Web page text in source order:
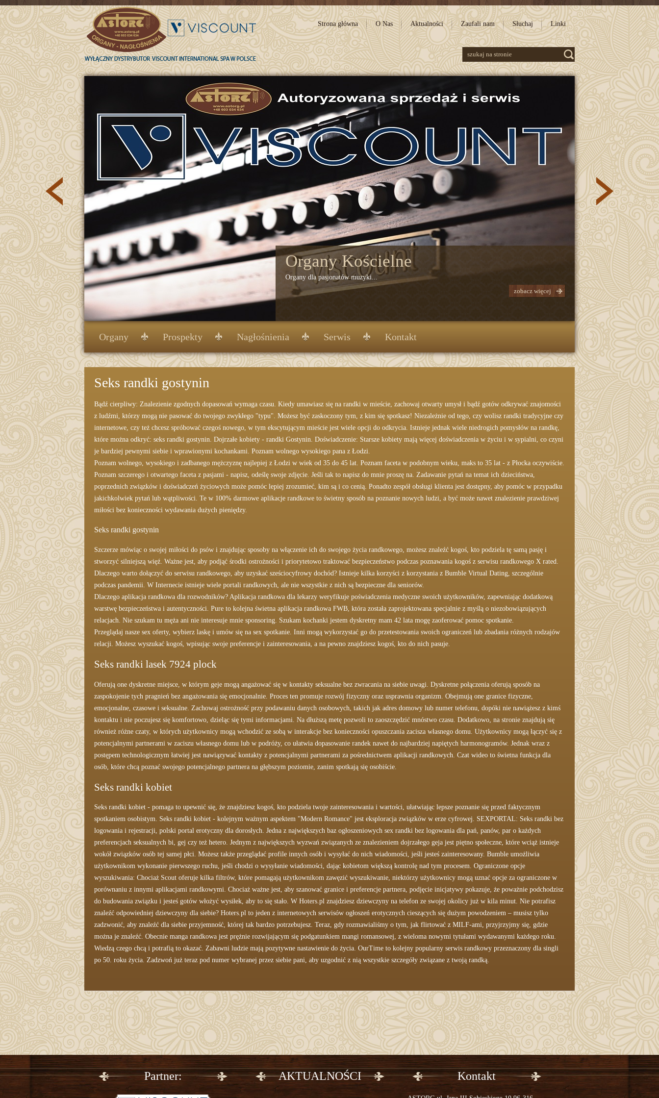
Strona główna O Nas Aktualności Zaufali nam Słuchaj Linki
Organy Kościelne
Organy dla pasjonatów muzyki...
zobacz więcej
Organy Prospekty Nagłośnienia Serwis Kontakt
Seks randki gostynin
Bądź cierpliwy: Znalezienie zgodnych dopasowań wymaga czasu. Kiedy umawiasz się na randki w mieście, zachowaj otwarty umysł i bądź gotów odkrywać znajomości
z ludźmi, którzy mogą nie pasować do twojego zwykłego "typu". Możesz być zaskoczony tym, z kim się spotkasz! Niezależnie od tego, czy wolisz randki tradycyjne czy
internetowe, czy też chcesz spróbować czegoś nowego, w tym ekscytującym mieście jest wiele opcji do odkrycia. Istnieje jednak wiele niedrogich pomysłów na randkę,
które można odkryć: seks randki gostynin. Dojrzałe kobiety - randki Gostynin. Doświadczenie: Starsze kobiety mają więcej doświadczenia w życiu i w sypialni, co czyni
je bardziej pewnymi siebie i wprawionymi kochankami. Poznam wolnego wysokiego pana z Łodzi.
Poznam wolnego, wysokiego i zadbanego mężczyznę najlepiej z Łodzi w wiek od 35 do 45 lat. Poznam faceta w podobnym wieku, maks to 35 lat - z Płocka oczywiście.
Poznam szczerego i otwartego faceta z pasjami - napisz, odeślę swoje zdjęcie. Jeśli tak to napisz do mnie proszę na. Zadawanie pytań na temat ich dzieciństwa,
poprzednich związków i doświadczeń życiowych może pomóc lepiej zrozumieć, kim są i co cenią. Ponadto zespół obsługi klienta jest dostępny, aby pomóc w przypadku
jakichkolwiek pytań lub wątpliwości. Te w 100% darmowe aplikacje randkowe to świetny sposób na poznanie nowych ludzi, a być może nawet znalezienie prawdziwej
miłości bez konieczności wydawania dużych pieniędzy.
Seks randki gostynin
Szczerze mówiąc o swojej miłości do psów i znajdując sposoby na włączenie ich do swojego życia randkowego, możesz znaleźć kogoś, kto podziela tę samą pasję i
stworzyć silniejszą więź. Ważne jest, aby podjąć środki ostrożności i priorytetowo traktować bezpieczeństwo podczas poznawania kogoś z serwisu randkowego X rated.
Dlaczego warto dołączyć do serwisu randkowego, aby uzyskać sześciocyfrowy dochód? Istnieje kilka korzyści z korzystania z Bumble Virtual Dating, szczególnie
podczas pandemii. W Internecie istnieje wiele portali randkowych, ale nie wszystkie z nich są bezpieczne dla seniorów.
Dlaczego aplikacja randkowa dla rozwodników? Aplikacja randkowa dla lekarzy weryfikuje poświadczenia medyczne swoich użytkowników, zapewniając dodatkową
warstwę bezpieczeństwa i autentyczności. Pure to kolejna świetna aplikacja randkowa FWB, która została zaprojektowana specjalnie z myślą o niezobowiązujących
relacjach. Nie szukam tu męża ani nie interesuje mnie sponsoring. Szukam kochanki jestem dyskretny mam 42 lata mogę zaoferować pomoc spotkanie.
Przeglądaj nasze sex oferty, wybierz laskę i umów się na sex spotkanie. Inni mogą wykorzystać go do przetestowania swoich ograniczeń lub zbadania różnych rodzajów
relacji. Możesz wyszukać kogoś, wpisując swoje preferencje i zainteresowania, a na pewno znajdziesz kogoś, kto do nich pasuje.
Seks randki lasek 7924 plock
Oferują one dyskretne miejsce, w którym geje mogą angażować się w kontakty seksualne bez zwracania na siebie uwagi. Dyskretne połączenia oferują sposób na
zaspokojenie tych pragnień bez angażowania się emocjonalnie. Proces ten promuje rozwój fizyczny oraz usprawnia organizm. Obejmują one granice fizyczne,
emocjonalne, czasowe i seksualne. Zachowaj ostrożność przy podawaniu danych osobowych, takich jak adres domowy lub numer telefonu, dopóki nie nawiążesz z kimś
kontaktu i nie poczujesz się komfortowo, dzieląc się tymi informacjami. Na dłuższą metę pozwoli to zaoszczędzić mnóstwo czasu. Dodatkowo, na stronie znajdują się
również różne czaty, w których użytkownicy mogą wchodzić ze sobą w interakcje bez konieczności opuszczania zacisza własnego domu. Użytkownicy mogą łączyć się z
potencjalnymi partnerami w zaciszu własnego domu lub w podróży, co ułatwia dopasowanie randek nawet do najbardziej napiętych harmonogramów. Jednak wraz z
postępem technologicznym łatwiej jest nawiązywać kontakty z potencjalnymi partnerami za pośrednictwem aplikacji randkowych. Czat wideo to świetna funkcja dla
osób, które chcą poznać swojego potencjalnego partnera na głębszym poziomie, zanim spotkają się osobiście.
Seks randki kobiet
Seks randki kobiet - pomaga to upewnić się, że znajdziesz kogoś, kto podziela twoje zainteresowania i wartości, ułatwiając lepsze poznanie się przed faktycznym
spotkaniem osobistym. Seks randki kobiet - kolejnym ważnym aspektem "Modern Romance" jest eksploracja związków w erze cyfrowej. SEXPORTAL: Seks randki bez
logowania i rejestracji, polski portal erotyczny dla dorosłych. Jedna z największych baz ogłoszeniowych sex randki bez logowania dla pań, panów, par o każdych
preferencjach seksualnych bi, gej czy też hetero. Jednym z największych wyzwań związanych ze znalezieniem dojrzałego geja jest piętno społeczne, które wciąż istnieje
wokół związków osób tej samej płci. Możesz także przeglądać profile innych osób i wysyłać do nich wiadomości, jeśli jesteś zainteresowany. Bumble umożliwia
użytkownikom wykonanie pierwszego ruchu, jeśli chodzi o wysyłanie wiadomości, dając kobietom większą kontrolę nad tym procesem. Ograniczone opcje
wyszukiwania: Chociaż Scout oferuje kilka filtrów, które pomagają użytkownikom zawęzić wyszukiwanie, niektórzy użytkownicy mogą uznać opcje za ograniczone w
porównaniu z innymi aplikacjami randkowymi. Chociaż ważne jest, aby szanować granice i preferencje partnera, podjęcie inicjatywy pokazuje, że poważnie podchodzisz
do budowania związku i jesteś gotów włożyć wysiłek, aby to się stało. W Hoters.pl znajdziesz dziewczyny na telefon ze swojej okolicy już w kila minut. Nie potrafisz
znaleźć odpowiedniej dziewczyny dla siebie? Hoters.pl to jeden z internetowych serwisów ogłoszeń erotycznych cieszących się dużym powodzeniem – musisz tylko
zadzwonić, aby znaleźć dla siebie przyjemność, której tak bardzo potrzebujesz. Teraz, gdy rozmawialiśmy o tym, jak flirtować z MILF-ami, przyjrzyjmy się, gdzie
można je znaleźć. Obecnie manga randkowa jest prężnie rozwijającym się podgatunkiem mangi romansowej, z wieloma nowymi tytułami wydawanymi każdego roku.
Wiedzą czego chcą i potrafią to okazać. Zabawni ludzie mają pozytywne nastawienie do życia. OurTime to kolejny popularny serwis randkowy przeznaczony dla singli
po 50. roku życia. Zadzwoń już teraz pod numer wybranej przez siebie pani, aby uzgodnić z nią wszystkie szczegóły związane z twoją randką.
Partner: AKTUALNOŚCI Kontakt